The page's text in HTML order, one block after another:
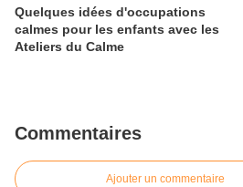
Quelques idées d'occupations
calmes pour les enfants avec les
Ateliers du Calme
Commentaires
Ajouter un commentaire